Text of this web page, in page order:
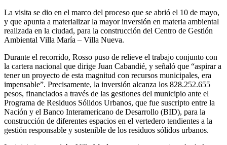
La visita se dio en el marco del proceso que se abrió el 10 de mayo,
y que apunta a materializar la mayor inversión en materia ambiental
realizada en la ciudad, para la construcción del Centro de Gestión
Ambiental Villa María – Villa Nueva.
Durante el recorrido, Rosso puso de relieve el trabajo conjunto con
la cartera nacional que dirige Juan Cabandié, y señaló que “aspirar a
tener un proyecto de esta magnitud con recursos municipales, era
impensable”. Precisamente, la inversión alcanza los 828.252.655
pesos, financiados a través de las gestiones del municipio ante el
Programa de Residuos Sólidos Urbanos, que fue suscripto entre la
Nación y el Banco Interamericano de Desarrollo (BID), para la
construcción de diferentes espacios en el vertedero tendientes a la
gestión responsable y sostenible de los residuos sólidos urbanos.